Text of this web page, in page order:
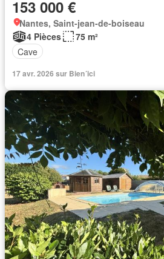
153 000 €
Nantes, Saint-jean-de-boiseau
4 Pièces
75 m²
Cave
17 avr. 2026 sur Bien´ici